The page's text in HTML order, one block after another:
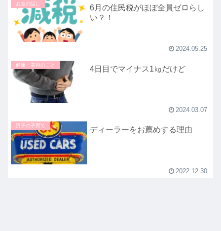
お金の話し
6月の住民税がほぼ全員ゼロらし
い？！
2024.05.25
健康・美容のこと 4日目でマイナス1㎏だけど
2024.03.07
男子の子育て ディーラーをお薦めする理由
2022.12.30